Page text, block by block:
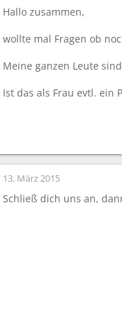
Hallo zusammen,
wollte mal Fragen ob
Meine ganzen Leute
Ist das als Frau evtl. ein
13. März 2015
Schließ dich uns an,